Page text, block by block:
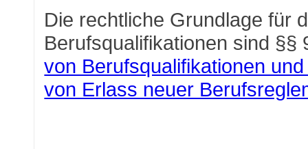
Die rechtliche Grundlage für
Berufsqualifikationen sind
von Berufsqualifikationen
von Erlass neuer